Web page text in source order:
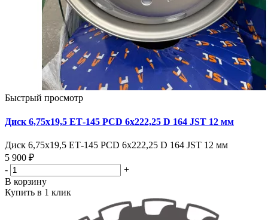
Быстрый просмотр
Диск 6,75х19,5 ЕТ-145 PCD 6x222,25 D 164 JST 12 мм
Диск 6,75х19,5 ЕТ-145 PCD 6x222,25 D 164 JST 12 мм
5 900 ₽
-
+
В корзину
Купить в 1 клик